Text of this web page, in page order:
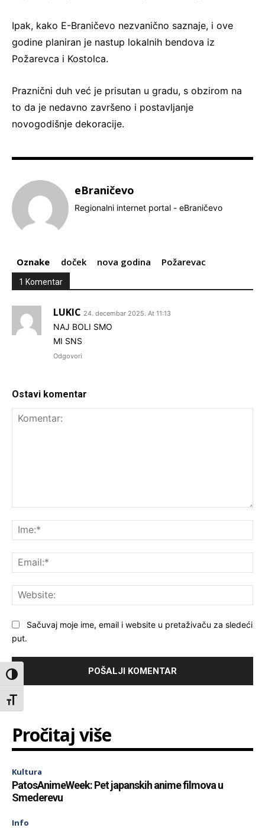
Toggle High Contrast
Toggle Font size
Ipak, kako E-Braničevo nezvanično saznaje, i ove
godine planiran je nastup lokalnih bendova iz
Požarevca i Kostolca.
Praznični duh već je prisutan u gradu, s obzirom na
to da je nedavno završeno i postavljanje
novogodišnje dekoracije.
eBraničevo
Regionalni internet portal - eBraničevo
Oznake doček nova godina Požarevac
1 Komentar
LUKIC 24. decembar 2025. At 11:13
NAJ BOLI SMO
MI SNS
Odgovori
Ostavi komentar
Sačuvaj moje ime, email i website u pretaživaču za sledeći
put.
Pročitaj više
Kultura
PatosAnimeWeek: Pet japanskih anime filmova u
Smederevu
Info